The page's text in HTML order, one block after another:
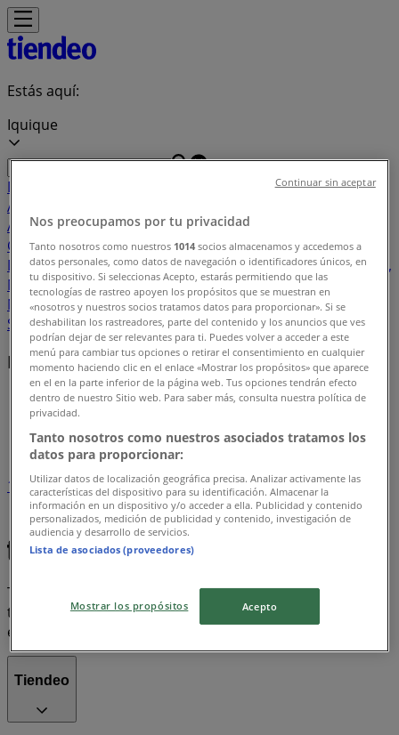
Estás aquí:
Iquique
Destacados
Alimentación
AccesoriosPerfumerías y BellezaFerretería y
ConstrucciónComputación y ElectrónicaCódigos De
DescuentoMuebles y DecoraciónFarmacias y SaludAutos,
Motos y RepuestosDeporteJuguetes y
NiñosRestaurantes y PasteleríasViajes y OcioBancos y
Servicios
Marcas locales
Tiendeo en Iquique»
Índice marcas
1
Score
Adidas Nike
Tiendeo forma parte de Shopfully, la empresa
tecnológica que está reinventando las compras locales
en todo el mundo.
Tiendeo
Nos preocupamos por tu privacidad
Tanto nosotros como nuestros 1014 socios almacenamos y accedemos a
datos personales, como datos de navegación o identificadores únicos, en
tu dispositivo. Si seleccionas Acepto, estarás permitiendo que las
tecnologías de rastreo apoyen los propósitos que se muestran en
«nosotros y nuestros socios tratamos datos para proporcionar». Si se
deshabilitan los rastreadores, parte del contenido y los anuncios que ves
podrían dejar de ser relevantes para ti. Puedes volver a acceder a este
menú para cambiar tus opciones o retirar el consentimiento en cualquier
momento haciendo clic en el enlace «Mostrar los propósitos» que aparece
en el en la parte inferior de la página web. Tus opciones tendrán efecto
dentro de nuestro Sitio web. Para saber más, consulta nuestra política de
privacidad.
Tanto nosotros como nuestros asociados tratamos los
datos para proporcionar:
Utilizar datos de localización geográfica precisa. Analizar activamente las
características del dispositivo para su identificación. Almacenar la
información en un dispositivo y/o acceder a ella. Publicidad y contenido
personalizados, medición de publicidad y contenido, investigación de
audiencia y desarrollo de servicios.
Lista de asociados (proveedores)
Mostrar los propósitos Acepto
Continuar sin aceptar